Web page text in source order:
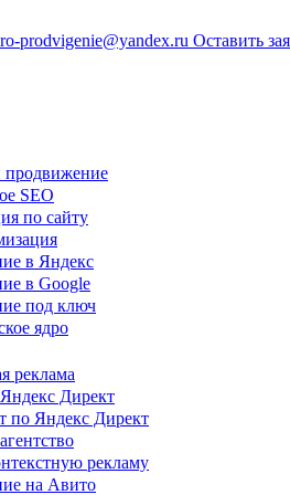
prodvigenie@yandex.ru Оставить
продвижение
SEO
по сайту
в Яндекс
в Google
под ключ
ядро
реклама
Директ
по Яндекс Директ
рекламу
на Авито